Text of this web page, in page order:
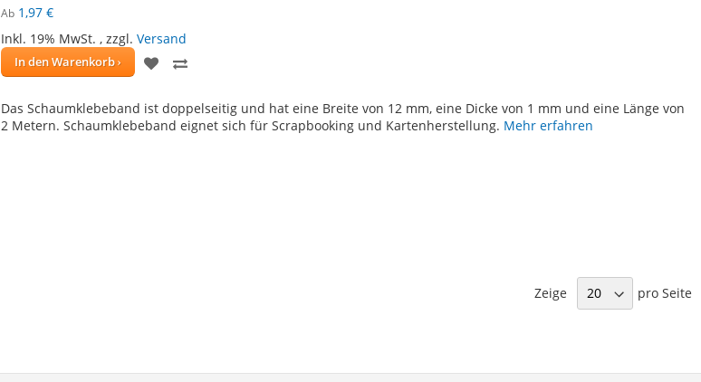
Ab 1,97 €
Inkl. 19% MwSt. , zzgl. Versand
In den Warenkorb
ZUR
HINZUFÜGEN
HINZUFÜGEN
Das Schaumklebeband ist doppelseitig und hat eine Breite von 12 mm, eine Dicke von 1 mm und eine Länge von
2 Metern. Schaumklebeband eignet sich für Scrapbooking und Kartenherstellung. Mehr erfahren
Zeige pro Seite